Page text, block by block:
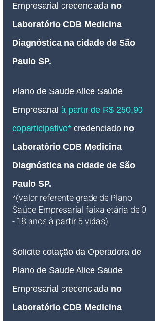
Empresarial credenciada no
Laboratório CDB Medicina
Diagnóstica na cidade de São
Paulo SP.
Plano de Saúde Alice Saúde
Empresarial à partir de R$ 250,90
coparticipativo* credenciado no
Laboratório CDB Medicina
Diagnóstica na cidade de São
Paulo SP.
*(valor referente grade de Plano
Saúde Empresarial faixa etária de 0
- 18 anos à partir 5 vidas).
Solicite cotação da Operadora de
Plano de Saúde Alice Saúde
Empresarial credenciada no
Laboratório CDB Medicina